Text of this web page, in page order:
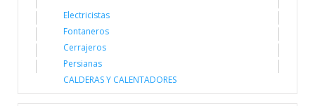
Electricistas
Fontaneros
Cerrajeros
Persianas
CALDERAS Y CALENTADORES